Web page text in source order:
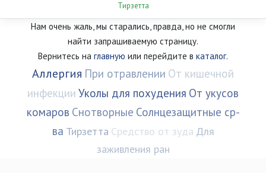
Тирзетта
Нам очень жаль, мы старались, правда, но не смогли
найти запрашиваемую страницу.
Вернитесь на главную или перейдите в каталог.
Аллергия При отравлении От кишечной
инфекции Уколы для похудения От укусов
комаров Снотворные Солнцезащитные ср-
ва Тирзетта Средство от зуда Для
заживления ран